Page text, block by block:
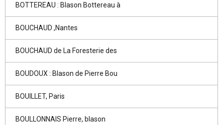
BOTTEREAU : Blason Bottereau à
BOUCHAUD ,Nantes
BOUCHAUD de La Foresterie des
BOUDOUX : Blason de Pierre Bou
BOUILLET, Paris
BOULLONNAIS Pierre, blason